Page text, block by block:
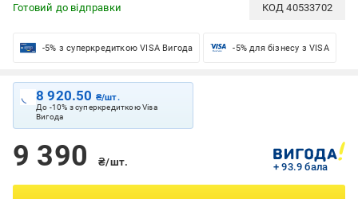
Готовий до відправки КОД40533702
-5% з суперкредиткою VISA Вигода -5% для бізнесу з VISA
8 920.50 ₴/шт.
До -10% з суперкредиткою Visa
Вигода
9 390 ₴/шт. + 93.9 бала